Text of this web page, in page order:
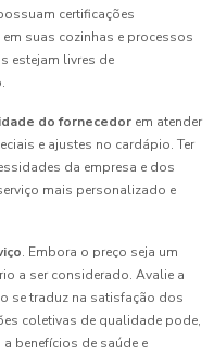
certificações
suas cozinhas e processos
estejam livres de
do fornecedor em atender
e ajustes no cardápio. Ter
da empresa e dos
mais personalizado e
. Embora o preço seja um
a ser considerado. Avalie a
se traduz na satisfação dos
coletivas de qualidade pode,
benefícios de saúde e